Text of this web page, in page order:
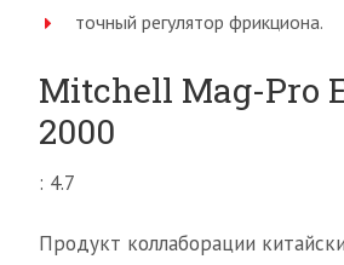
точный регулятор фрикциона.
Mitchell Mag-Pro
2000
: 4.7
Продукт коллаборации